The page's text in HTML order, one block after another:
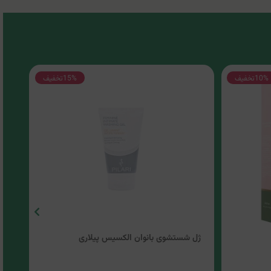
10%تخفیف 15%تخفیف
ژل شستشوی بانوان الکسیس پیلاری